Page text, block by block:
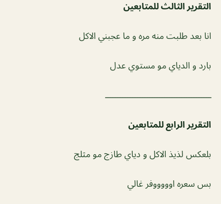
التقرير الثالث للمتابعين
انا بعد طلبت منه مره و ما عجبني الاكل
بارد و الدياي مو مستوي عدل
ـــــــــــــــــــــــــــــــــــــــــــ
التقرير الرابع للمتابعين
بلعكس لذيذ الاكل و دياي طازج مو مثلج
بس سعره اوووووفر غالي